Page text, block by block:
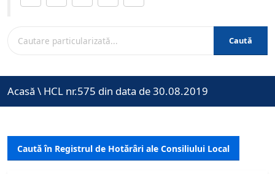
Caută
Acasă \ HCL nr.575 din data de 30.08.2019
Caută în Registrul de Hotărâri ale Consiliului Local